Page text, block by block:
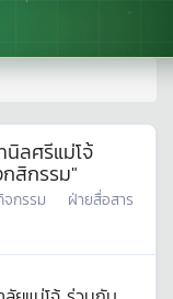
ลศรีแม่โจ้
สิกรรม"
จกรรม
ฝ่ายสื่อสาร